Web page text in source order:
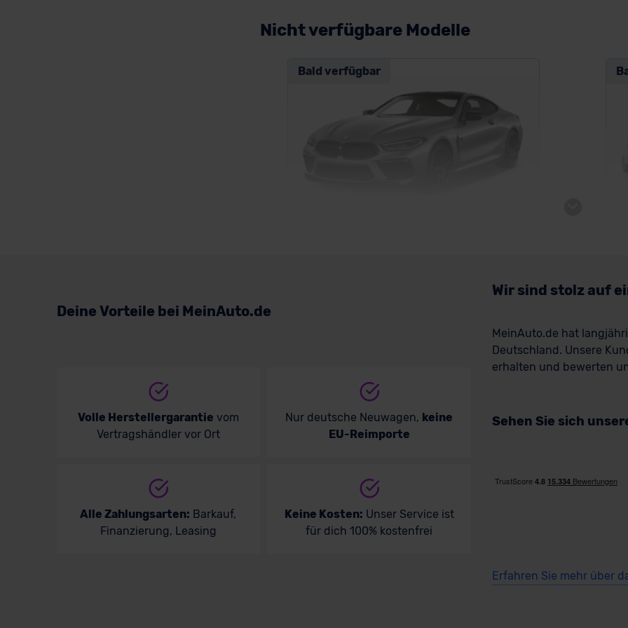
Nicht verfügbare Modelle
Bald verfügbar
Bald verfügbar
Deine Vorteile bei MeinAuto.de
Volle Herstellergarantie vom
Vertragshändler vor Ort
Nur deutsche Neuwagen, keine
EU-Reimporte
Alle Zahlungsarten: Barkauf,
Finanzierung, Leasing
Keine Kosten: Unser Service ist
für dich 100% kostenfrei
Wir sind stolz auf
MeinAuto.de hat
Deutschland. Unsere
erhalten und bewerten
Sehen Sie sich
Erfahren Sie mehr über